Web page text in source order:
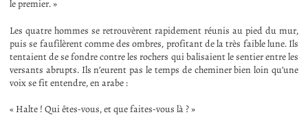
le premier. »
Les quatre hommes se retrouvèrent rapidement réunis au pied du mur,
puis se faufilèrent comme des ombres, profitant de la très faible lune. Ils
tentaient de se fondre contre les rochers qui balisaient le sentier entre les
versants abrupts. Ils n’eurent pas le temps de cheminer bien loin qu’une
voix se fit entendre, en arabe :
« Halte ! Qui êtes-vous, et que faites-vous là ? »